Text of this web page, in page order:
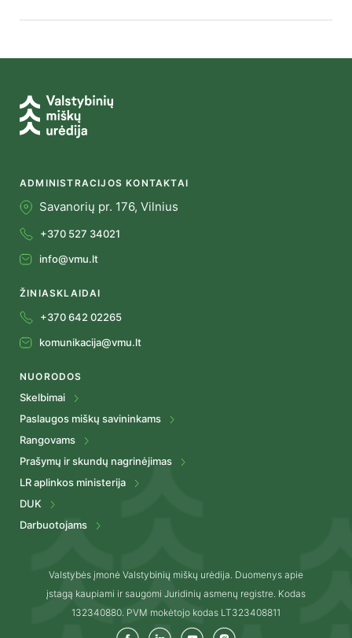
ADMINISTRACIJOS KONTAKTAI
Savanorių pr. 176, Vilnius
+370 527 34021
info@vmu.lt
ŽINIASKLAIDAI
+370 642 02265
komunikacija@vmu.lt
NUORODOS
Skelbimai
Paslaugos miškų savininkams
Rangovams
Prašymų ir skundų nagrinėjimas
LR aplinkos ministerija
DUK
Darbuotojams
Valstybės įmonė Valstybinių miškų urėdija. Duomenys apie
įstagą kaupiami ir saugomi Juridinių asmenų registre. Kodas
132340880. PVM mokėtojo kodas LT323408811